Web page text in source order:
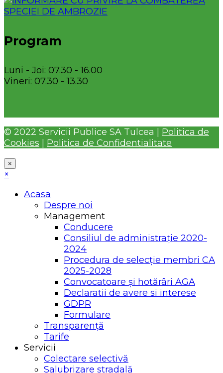
Program
Luni - Joi: 07.30 - 16.00
Vineri: 07.30 - 13.30
© 2022 Servicii Publice SA Tulcea | Politica de
Cookies
Politica de Confidentialitate
×
×
Acasa
Despre noi
Management
Conducere
Consiliul de administrație 2020-
2024
Procedura de selecție membri CA
2025-2028
Convocatoare și hotărâri AGA
Declaratii de avere si interese
GDPR
Formulare
Transparență
Tarife
Servicii
Colectare selectivă
Salubrizare stradală